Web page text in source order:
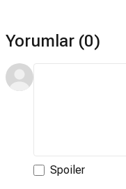
Yorumlar (0)
Spoiler